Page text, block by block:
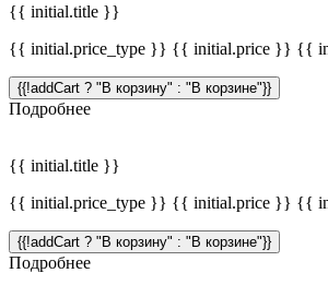
{{ initial.title }}
{{ initial.price_type }} {{ initial.price }} {{
{{!addCart ? "В корзину" : "В корзине"}}
Подробнее
{{ initial.title }}
{{ initial.price_type }} {{ initial.price }} {{
{{!addCart ? "В корзину" : "В корзине"}}
Подробнее